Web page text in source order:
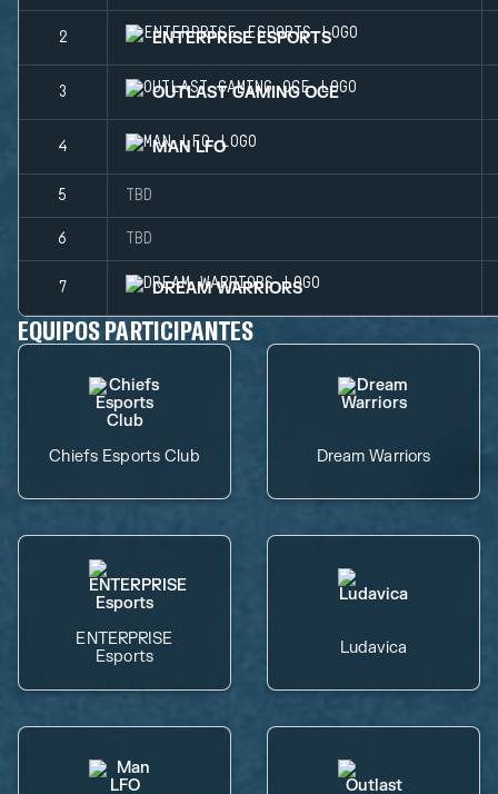
2 ENTERPRISE ESPORTS
3 OUTLAST GAMING OCE
4 MAN LFO
5 TBD
6 TBD
7 DREAM WARRIORS
EQUIPOS PARTICIPANTES
Chiefs Esports Club Dream Warriors
ENTERPRISE
Esports
Ludavica